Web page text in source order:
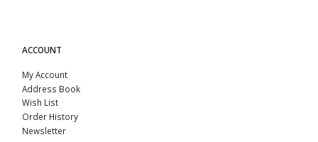
ACCOUNT
My Account
Address Book
Wish List
Order History
Newsletter